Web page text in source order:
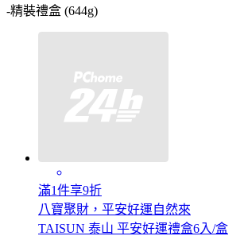
-精裝禮盒 (644g)
滿1件享9折
八寶聚財，平安好運自然來
TAISUN 泰山 平安好運禮盒6入/盒